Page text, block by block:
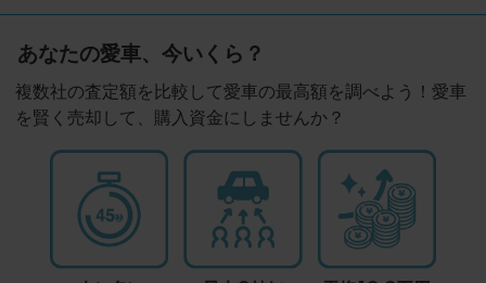
あなたの愛車、今いくら？
複数社の査定額を比較して愛車の最高額を調べよう！愛車
を賢く売却して、購入資金にしませんか？